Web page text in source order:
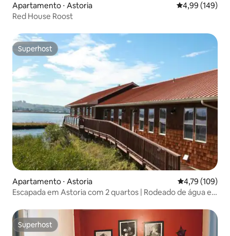
Apartamento ⋅ Astoria 4,99 de uma
4,99 (149)
Red House Roost
Superhost
Superhost
Apartamento ⋅ Astoria 4,79 de uma
4,79 (109)
Escapada em Astoria com 2 quartos | Rodeado de água e
Superhost
Superhost